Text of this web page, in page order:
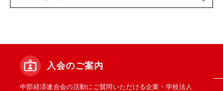
入会のご案内
中部経済連合会の活動にご賛同いただける企業・学校法人